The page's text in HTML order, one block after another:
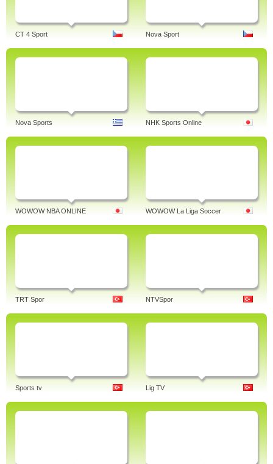
CT 4 Sport Nova Sport
Nova Sports NHK Sports Online
WOWOW NBA ONLINE WOWOW La Liga Soccer
TRT Spor NTVSpor
Sports tv Lig TV